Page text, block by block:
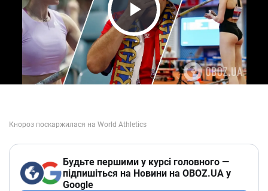
Play Video
Будьте першими у курсі головного —
підпишіться на Новини на OBOZ.UA у
Google